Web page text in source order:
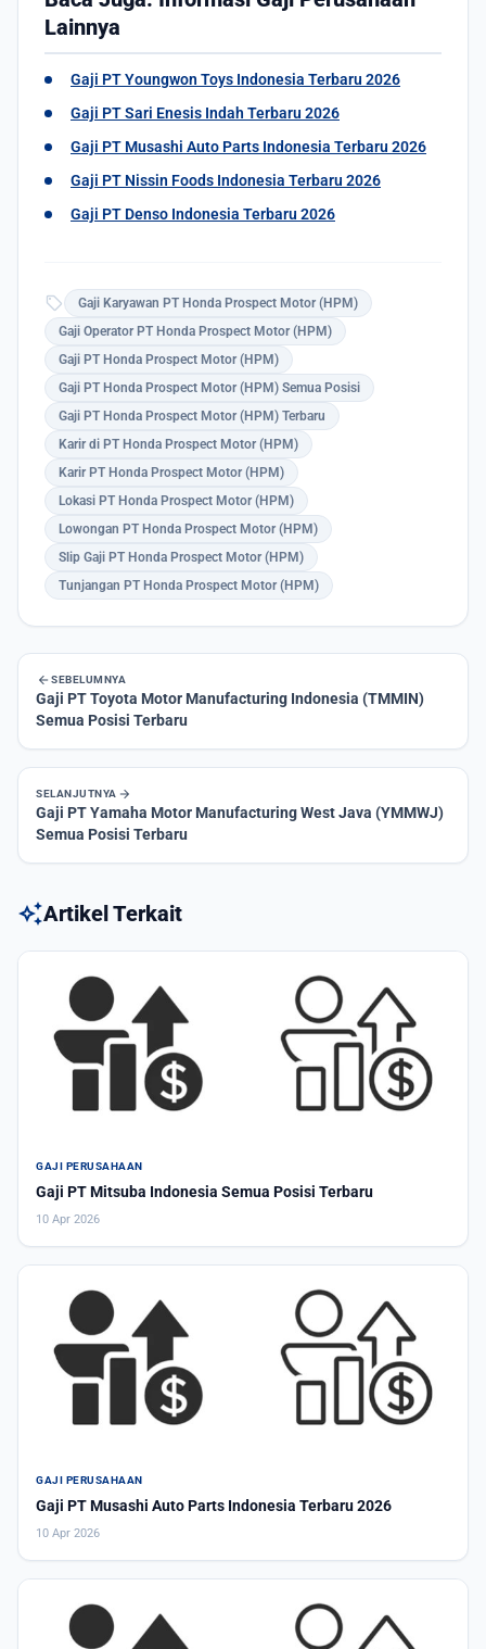
Lainnya
Gaji PT Youngwon Toys Indonesia Terbaru 2026
Gaji PT Sari Enesis Indah Terbaru 2026
Gaji PT Musashi Auto Parts Indonesia Terbaru 2026
Gaji PT Nissin Foods Indonesia Terbaru 2026
Gaji PT Denso Indonesia Terbaru 2026
sell
Gaji Karyawan PT Honda Prospect Motor (HPM)
Gaji Operator PT Honda Prospect Motor (HPM)
Gaji PT Honda Prospect Motor (HPM)
Gaji PT Honda Prospect Motor (HPM) Semua Posisi
Gaji PT Honda Prospect Motor (HPM) Terbaru
Karir di PT Honda Prospect Motor (HPM)
Karir PT Honda Prospect Motor (HPM)
Lokasi PT Honda Prospect Motor (HPM)
Lowongan PT Honda Prospect Motor (HPM)
Slip Gaji PT Honda Prospect Motor (HPM)
Tunjangan PT Honda Prospect Motor (HPM)
arrow_back SEBELUMNYA
Gaji PT Toyota Motor Manufacturing Indonesia (TMMIN)
Semua Posisi Terbaru
SELANJUTNYA arrow_forward
Gaji PT Yamaha Motor Manufacturing West Java (YMMWJ)
Semua Posisi Terbaru
auto_awesomeArtikel Terkait
GAJI PERUSAHAAN
Gaji PT Mitsuba Indonesia Semua Posisi Terbaru
10 Apr 2026
GAJI PERUSAHAAN
Gaji PT Musashi Auto Parts Indonesia Terbaru 2026
10 Apr 2026